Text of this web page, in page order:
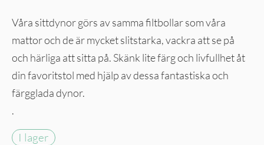
Våra sittdynor görs av samma filtbollar som våra
mattor och de är mycket slitstarka, vackra att se på
och härliga att sitta på. Skänk lite färg och livfullhet åt
din favoritstol med hjälp av dessa fantastiska och
färgglada dynor.
.
I lager